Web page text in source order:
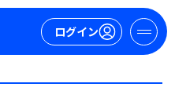
ログイン